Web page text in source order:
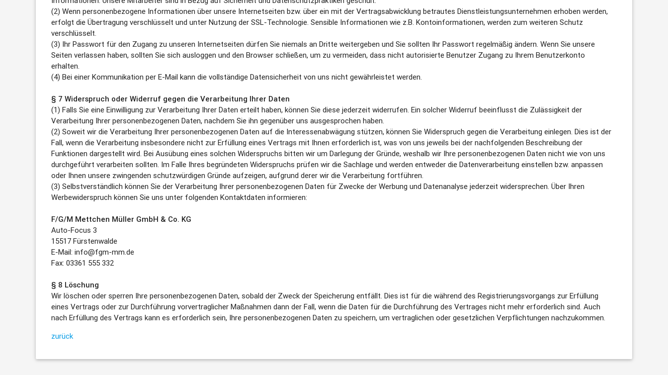
(2) Wenn personenbezogene Informationen über unsere Internetseiten bzw. über ein mit der Vertragsabwicklung betrautes Dienstleistungsunternehmen erhoben werden,
erfolgt die Übertragung verschlüsselt und unter Nutzung der SSL-Technologie. Sensible Informationen wie z.B. Kontoinformationen, werden zum weiteren Schutz
verschlüsselt.
(3) Ihr Passwort für den Zugang zu unseren Internetseiten dürfen Sie niemals an Dritte weitergeben und Sie sollten Ihr Passwort regelmäßig ändern. Wenn Sie unsere
Seiten verlassen haben, sollten Sie sich ausloggen und den Browser schließen, um zu vermeiden, dass nicht autorisierte Benutzer Zugang zu Ihrem Benutzerkonto
erhalten.
(4) Bei einer Kommunikation per E-Mail kann die vollständige Datensicherheit von uns nicht gewährleistet werden.
§ 7 Widerspruch oder Widerruf gegen die Verarbeitung Ihrer Daten
(1) Falls Sie eine Einwilligung zur Verarbeitung Ihrer Daten erteilt haben, können Sie diese jederzeit widerrufen. Ein solcher Widerruf beeinflusst die Zulässigkeit der
Verarbeitung Ihrer personenbezogenen Daten, nachdem Sie ihn gegenüber uns ausgesprochen haben.
(2) Soweit wir die Verarbeitung Ihrer personenbezogenen Daten auf die Interessenabwägung stützen, können Sie Widerspruch gegen die Verarbeitung einlegen. Dies ist der
Fall, wenn die Verarbeitung insbesondere nicht zur Erfüllung eines Vertrags mit Ihnen erforderlich ist, was von uns jeweils bei der nachfolgenden Beschreibung der
Funktionen dargestellt wird. Bei Ausübung eines solchen Widerspruchs bitten wir um Darlegung der Gründe, weshalb wir Ihre personenbezogenen Daten nicht wie von uns
durchgeführt verarbeiten sollten. Im Falle Ihres begründeten Widerspruchs prüfen wir die Sachlage und werden entweder die Datenverarbeitung einstellen bzw. anpassen
oder Ihnen unsere zwingenden schutzwürdigen Gründe aufzeigen, aufgrund derer wir die Verarbeitung fortführen.
(3) Selbstverständlich können Sie der Verarbeitung Ihrer personenbezogenen Daten für Zwecke der Werbung und Datenanalyse jederzeit widersprechen. Über Ihren
Werbewiderspruch können Sie uns unter folgenden Kontaktdaten informieren:
F/G/M Mettchen Müller GmbH & Co. KG
Auto-Focus 3
15517 Fürstenwalde
E-Mail: info@fgm-mm.de
Fax: 03361 555 332
§ 8 Löschung
Wir löschen oder sperren Ihre personenbezogenen Daten, sobald der Zweck der Speicherung entfällt. Dies ist für die während des Registrierungsvorgangs zur Erfüllung
eines Vertrags oder zur Durchführung vorvertraglicher Maßnahmen dann der Fall, wenn die Daten für die Durchführung des Vertrages nicht mehr erforderlich sind. Auch
nach Erfüllung des Vertrags kann es erforderlich sein, Ihre personenbezogenen Daten zu speichern, um vertraglichen oder gesetzlichen Verpflichtungen nachzukommen.
zurück